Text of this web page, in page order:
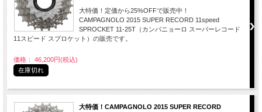
大特価！定価から25%OFFで販売中！
CAMPAGNOLO 2015 SUPER RECORD 11speed
SPROCKET 11-25T（カンパニョーロ スーパーレコード
11スピード スプロケット）の販売です。
価格： 46,200円(税込)
在庫切れ
大特価！CAMPAGNOLO 2015 SUPER RECORD